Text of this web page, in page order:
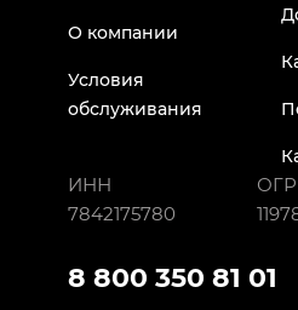
О компании
Условия
обслуживания
ИНН
7842175780
8 800 350 81 01